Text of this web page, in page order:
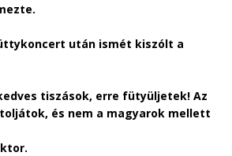
után ismét kiszólt a
tiszások, erre fütyüljetek! Az
és nem a magyarok mellett